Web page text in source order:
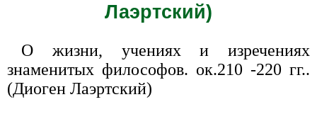
Лаэртский)
О жизни, учениях и изречениях
знаменитых философов. ок.210 -220 гг..
(Диоген Лаэртский)